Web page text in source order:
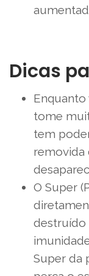
Dicas
tome
tem
removida
O Super
destruído
Super da